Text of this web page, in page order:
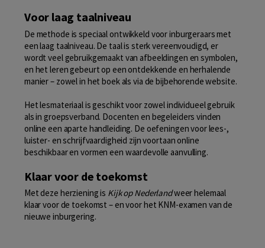
Voor laag taalniveau
De methode is speciaal ontwikkeld voor inburgeraars met
een laag taalniveau. De taal is sterk vereenvoudigd, er
wordt veel gebruikgemaakt van afbeeldingen en symbolen,
en het leren gebeurt op een ontdekkende en herhalende
manier – zowel in het boek als via de bijbehorende website.
Het lesmateriaal is geschikt voor zowel individueel gebruik
als in groepsverband. Docenten en begeleiders vinden
online een aparte handleiding. De oefeningen voor lees-,
luister- en schrijfvaardigheid zijn voortaan online
beschikbaar en vormen een waardevolle aanvulling.
Klaar voor de toekomst
Met deze herziening is Kijk op Nederlandweer helemaal
klaar voor de toekomst – en voor het KNM-examen van de
nieuwe inburgering.